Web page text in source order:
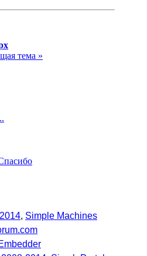
тема »
, Simple Machines